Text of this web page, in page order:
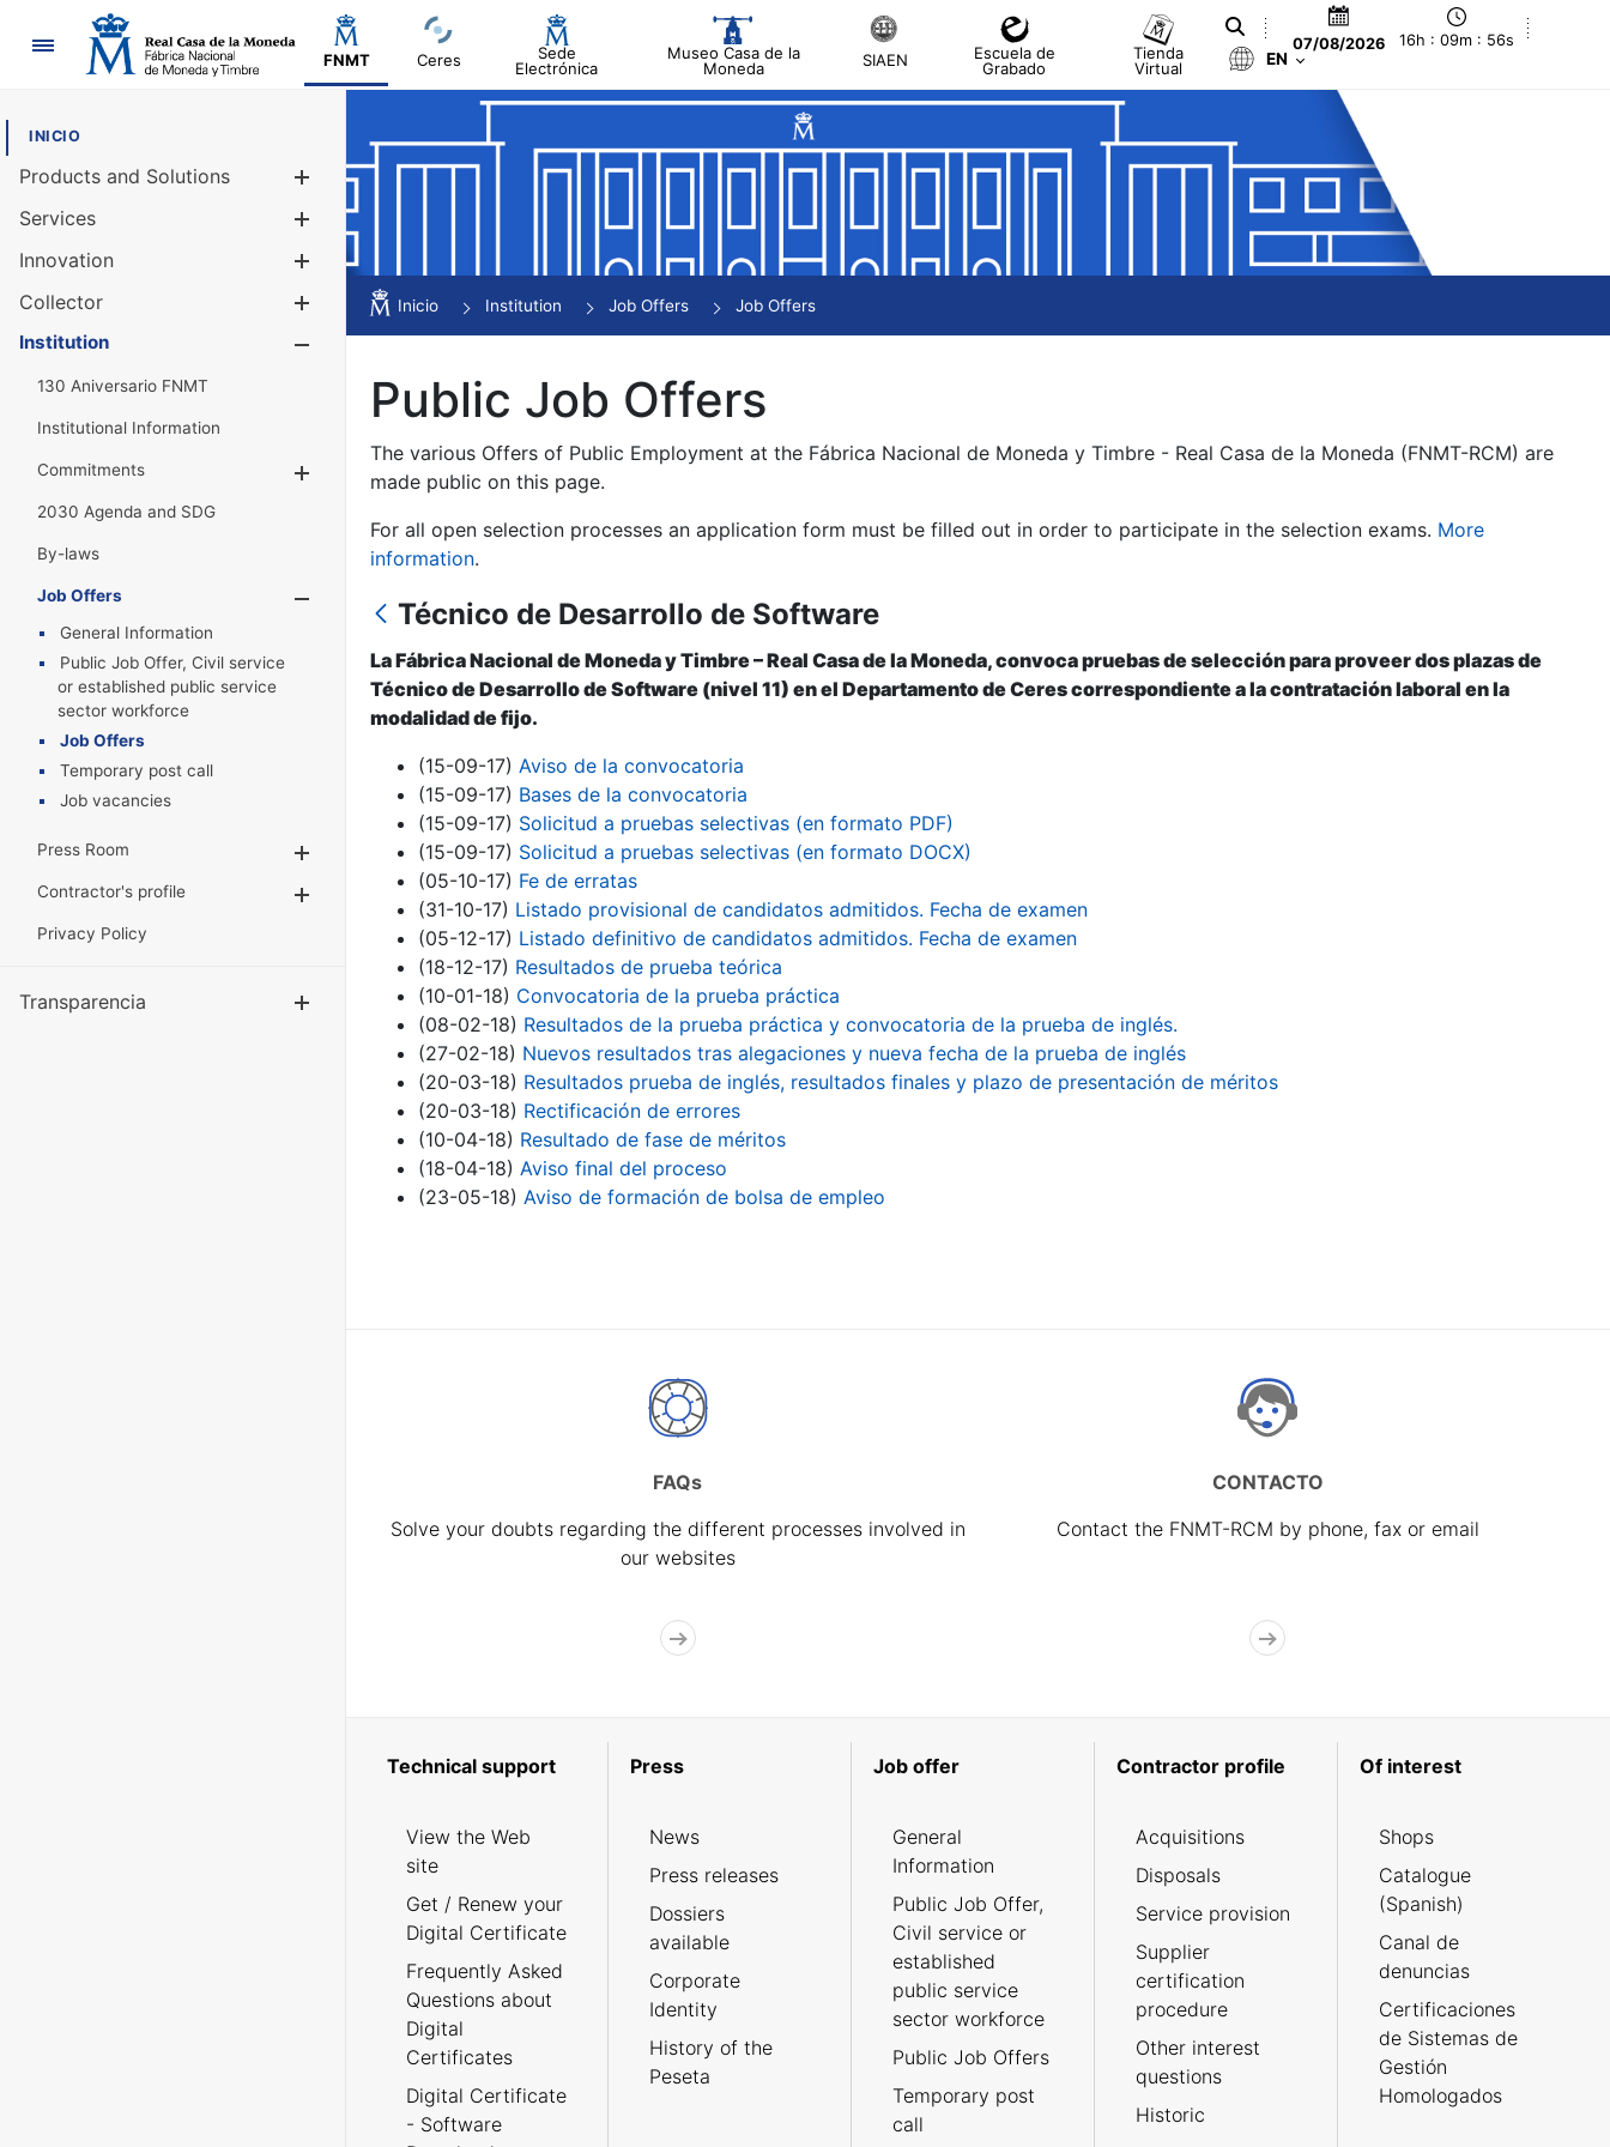
Navigation
FNMT Ceres
Sede
Electrónica
Museo Casa de la
Moneda
SIAEN
Escuela de
Grabado
Tienda
Virtual
07/08/2026 16h : 09m : 56s
EN
INICIO
Products and Solutions
Services
Innovation
Collector
Show/Hide
Institution
130 Aniversario FNMT
Institutional Information
Commitments
Show/Hide
2030 Agenda and SDG
By-laws
Job Offers
Show/Hide
General Information
Public Job Offer, Civil service
or established public service
sector workforce
Job Offers
Temporary post call
Job vacancies
Press Room
Show/Hide
Contractor's profile
Show/Hide
Privacy Policy
Transparencia Show/Hide
Inicio Institution Job Offers Job Offers
Public Job Offers
The various Offers of Public Employment at the Fábrica Nacional de Moneda y Timbre - Real Casa de la Moneda (FNMT-RCM) are
made public on this page.
For all open selection processes an application form must be filled out in order to participate in the selection exams. More
information.
Técnico de Desarrollo de Software
La Fábrica Nacional de Moneda y Timbre – Real Casa de la Moneda, convoca pruebas de selección para proveer dos plazas de
Técnico de Desarrollo de Software (nivel 11) en el Departamento de Ceres correspondiente a la contratación laboral en la
modalidad de fijo.
(15-09-17) Aviso de la convocatoria
(15-09-17) Bases de la convocatoria
(15-09-17) Solicitud a pruebas selectivas (en formato PDF)
(15-09-17) Solicitud a pruebas selectivas (en formato DOCX)
(05-10-17) Fe de erratas
(31-10-17) Listado provisional de candidatos admitidos. Fecha de examen
(05-12-17) Listado definitivo de candidatos admitidos. Fecha de examen
(18-12-17) Resultados de prueba teórica
(10-01-18) Convocatoria de la prueba práctica
(08-02-18) Resultados de la prueba práctica y convocatoria de la prueba de inglés.
(27-02-18) Nuevos resultados tras alegaciones y nueva fecha de la prueba de inglés
(20-03-18) Resultados prueba de inglés, resultados finales y plazo de presentación de méritos
(20-03-18) Rectificación de errores
(10-04-18) Resultado de fase de méritos
(18-04-18) Aviso final del proceso
(23-05-18) Aviso de formación de bolsa de empleo
FAQs
Solve your doubts regarding the different processes involved in
our websites
CONTACTO
Contact the FNMT-RCM by phone, fax or email
Technical support
View the Web
site
Get / Renew your
Digital Certificate
Frequently Asked
Questions about
Digital
Certificates
Digital Certificate
- Software
Press
News
Press releases
Dossiers
available
Corporate
Identity
History of the
Peseta
Job offer
General
Information
Public Job Offer,
Civil service or
established
public service
sector workforce
Public Job Offers
Temporary post
call
Contractor profile
Acquisitions
Disposals
Service provision
Supplier
certification
procedure
Other interest
questions
Historic
Of interest
Shops
Catalogue
(Spanish)
Canal de
denuncias
Certificaciones
de Sistemas de
Gestión
Homologados